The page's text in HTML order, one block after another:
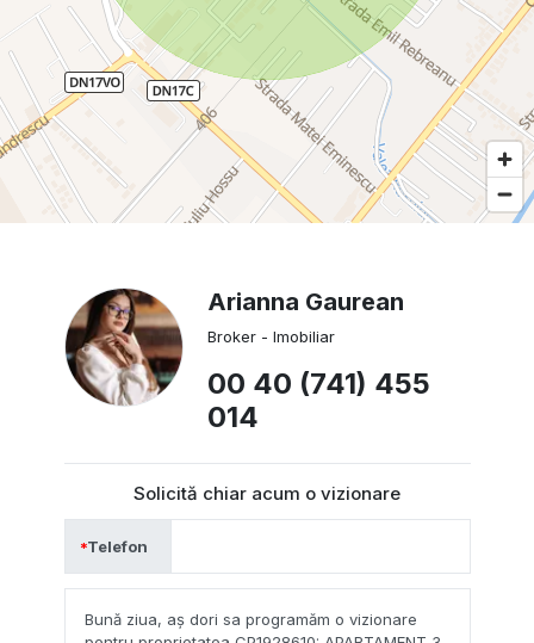
Arianna Gaurean
Broker - Imobiliar
00 40 (741) 455
014
Solicită chiar acum o vizionare
Telefon